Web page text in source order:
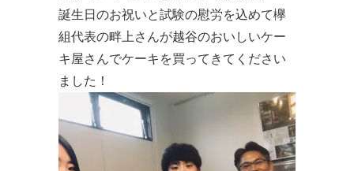
誕生日のお祝いと試験の慰労を込めて欅
組代表の畔上さんが越谷のおいしいケー
キ屋さんでケーキを買ってきてください
ました！